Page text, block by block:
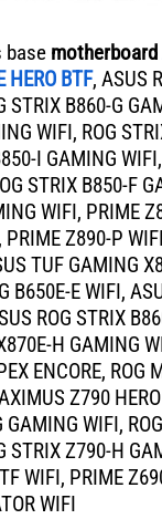
base motherboard
HERO BTF, ASUS
STRIX B860-G
WIFI, ROG
I GAMING
STRIX B850-F
WIFI, PRIME
PRIME Z890-P
TUF GAMING
B650E-E WIFI,
ROG STRIX
H GAMING
ENCORE, ROG
Z790
GAMING WIFI,
STRIX Z790-H
WIFI, PRIME
WIFI